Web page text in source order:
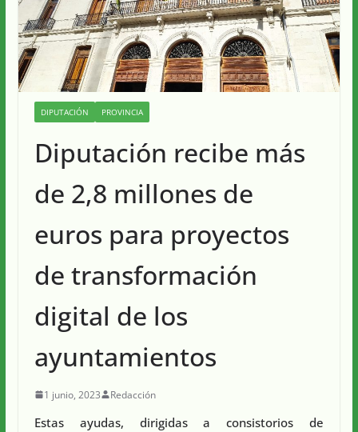
DIPUTACIÓN PROVINCIA
Diputación recibe más
de 2,8 millones de
euros para proyectos
de transformación
digital de los
ayuntamientos
1 junio, 2023 Redacción
Estas ayudas, dirigidas a consistorios de